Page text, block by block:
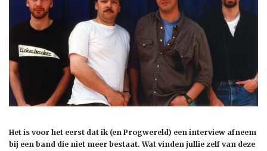
Het is voor het eerst dat ik (en Progwereld) een interview afneem
bij een band die niet meer bestaat. Wat vinden jullie zelf van deze